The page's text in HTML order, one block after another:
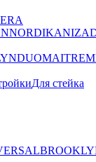
NORDIKANIZA
DUOMAITRE
Для стейка